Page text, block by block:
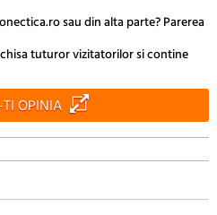
sau din alta parte? Parerea
tuturor vizitatorilor si contine
OPINIA